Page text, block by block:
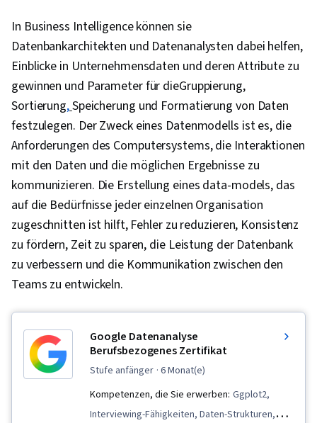
In Business Intelligence können sie
Datenbankarchitekten und Datenanalysten dabei helfen,
Einblicke in Unternehmensdaten und deren Attribute zu
gewinnen und Parameter für dieGruppierung,
Sortierung,Speicherung und Formatierung von Daten
festzulegen. Der Zweck eines Datenmodells ist es, die
Anforderungen des Computersystems, die Interaktionen
mit den Daten und die möglichen Ergebnisse zu
kommunizieren. Die Erstellung eines data-models, das
auf die Bedürfnisse jeder einzelnen Organisation
zugeschnitten ist hilft, Fehler zu reduzieren, Konsistenz
zu fördern, Zeit zu sparen, die Leistung der Datenbank
zu verbessern und die Kommunikation zwischen den
Teams zu entwickeln.
Google Datenanalyse
Berufsbezogenes Zertifikat
stufe anfänger · 6 Monat(e)
Kompetenzen, die Sie erwerben: Ggplot2,
Interviewing-Fähigkeiten, Daten-Strukturen,